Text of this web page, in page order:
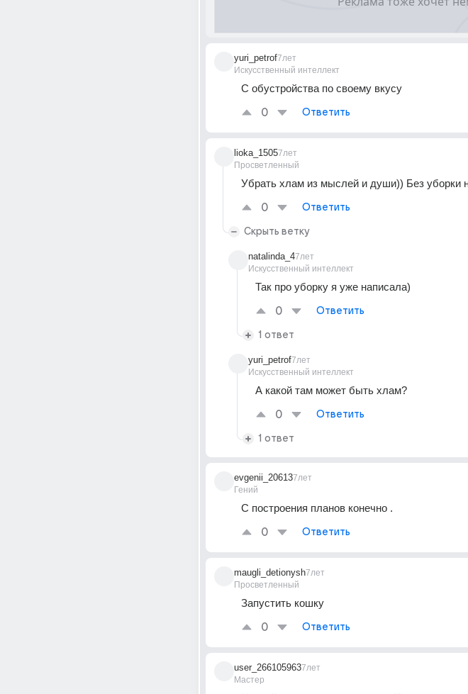
yuri_petrof
Искусственный интеллект
7лет
С обустройства по своему вкусу
0 Ответить
lioka_1505
Просветленный
7лет
Убрать хлам из мыслей и души)) Без уборки
0 Ответить
Скрыть ветку
natalinda_4
Искусственный интеллект
7лет
Так про уборку я уже написала)
0 Ответить
1 ответ
yuri_petrof
Искусственный интеллект
7лет
А какой там может быть хлам?
0 Ответить
1 ответ
evgenii_20613
Гений
7лет
С построения планов конечно .
0 Ответить
maugli_detionysh
Просветленный
7лет
Запустить кошку
0 Ответить
user_266105963
Мастер
7лет